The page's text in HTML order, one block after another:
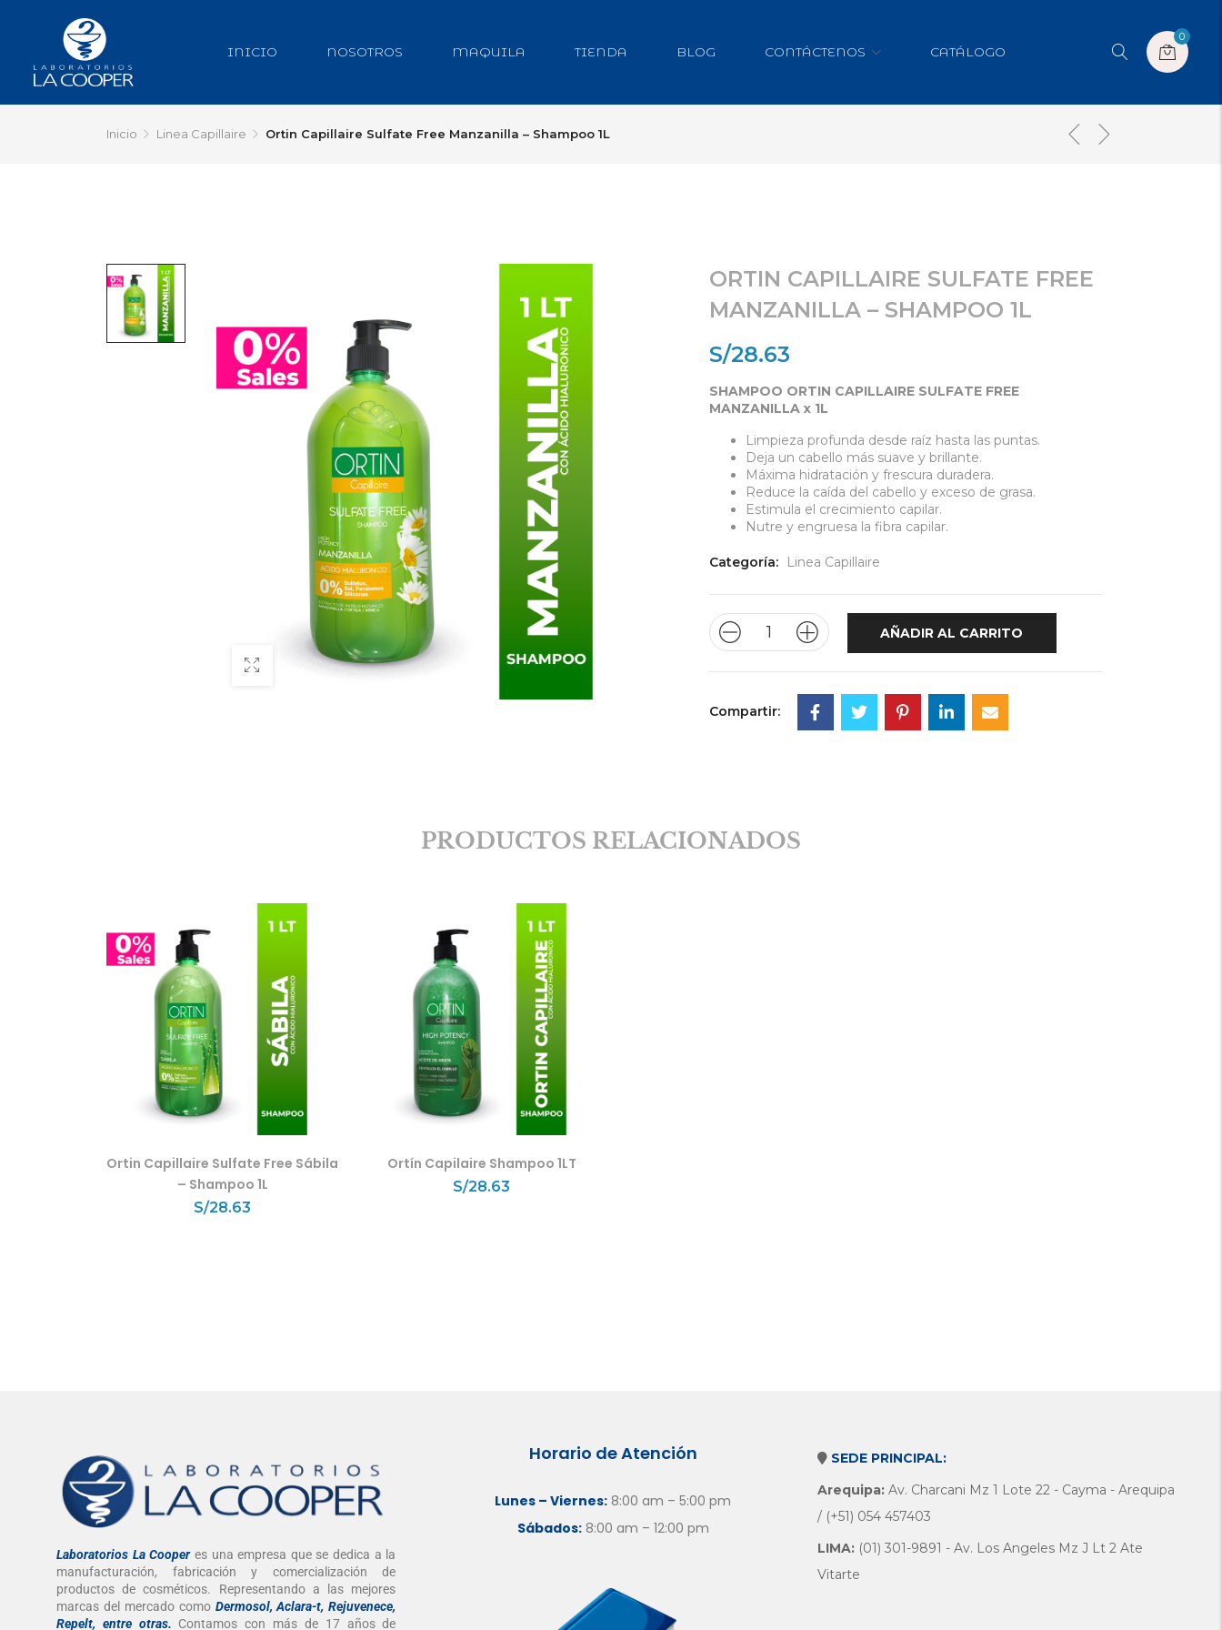
INICIO NOSOTROS MAQUILA TIENDA BLOG CONTÁCTENOS CATÁLOGO
0
Inicio Linea Capillaire Ortin Capillaire Sulfate Free Manzanilla – Shampoo 1L
ORTIN CAPILLAIRE SULFATE FREE
MANZANILLA – SHAMPOO 1L
S/28.63
SHAMPOO ORTIN CAPILLAIRE SULFATE FREE
MANZANILLA x 1L
Limpieza profunda desde raíz hasta las puntas.
Deja un cabello más suave y brillante.
Máxima hidratación y frescura duradera.
Reduce la caída del cabello y exceso de grasa.
Estimula el crecimiento capilar.
Nutre y engruesa la fibra capilar.
Categoría: Linea Capillaire
AÑADIR AL CARRITO
Compartir:
PRODUCTOS RELACIONADOS
Ortin Capillaire Sulfate Free Sábila
– Shampoo 1L
S/28.63
Ortín Capilaire Shampoo 1LT
S/28.63
Laboratorios La Cooperes una empresa que se dedica a la
manufacturación, fabricación y comercialización de
productos de cosméticos. Representando a las mejores
marcas del mercado como Dermosol, Aclara-t, Rejuvenece,
Repelt, entre otras. Contamos con más de 17 años de
Horario de Atención
Lunes – Viernes: 8:00 am – 5:00 pm
Sábados:8:00 am – 12:00 pm
SEDE PRINCIPAL:
Arequipa:Av. Charcani Mz 1 Lote 22 - Cayma - Arequipa
/ (+51) 054 457403
LIMA:(01) 301-9891 - Av. Los Angeles Mz J Lt 2 Ate
Vitarte